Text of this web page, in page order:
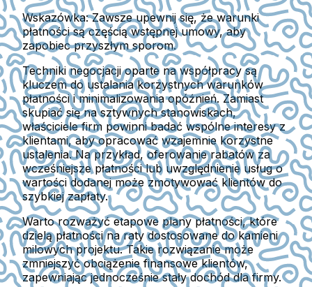
Wskazówka:Zawsze upewnij się, że warunki
płatności są częścią wstępnej umowy, aby
zapobiec przyszłym sporom.
Techniki negocjacji oparte na współpracy są
kluczem do ustalania korzystnych warunków
płatności i minimalizowania opóźnień. Zamiast
skupiać się na sztywnych stanowiskach,
właściciele firm powinni badać wspólne interesy z
klientami, aby opracować wzajemnie korzystne
ustalenia. Na przykład, oferowanie rabatów za
wcześniejsze płatności lub uwzględnienie usług o
wartości dodanej może zmotywować klientów do
szybkiej zapłaty.
Warto rozważyć etapowe plany płatności, które
dzielą płatności na raty dostosowane do kamieni
milowych projektu. Takie rozwiązanie może
zmniejszyć obciążenie finansowe klientów,
zapewniając jednocześnie stały dochód dla firmy.